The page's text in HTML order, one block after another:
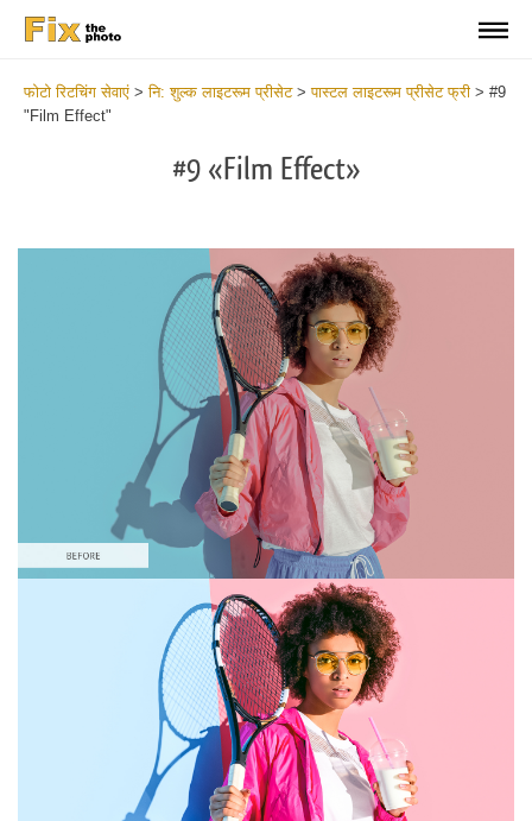
फोटो रिटचिंग सेवाएं >नि: शुल्क लाइटरूम प्रीसेट>पास्टल लाइटरूम प्रीसेट फ्री > #9
"Film Effect"
#9 «Film Effect»
कृपया चुने
Free Pastel Preset #9
Matte Complete
(130 Lr Presets)